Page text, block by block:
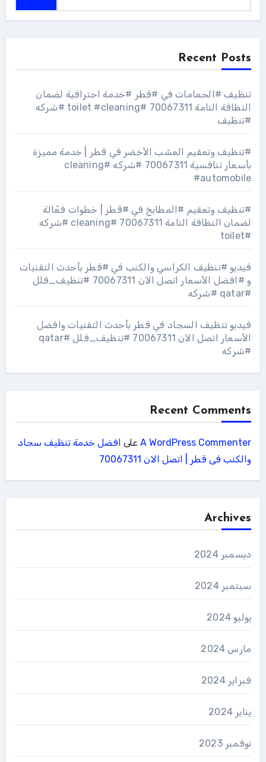
Recent Posts
تنظيف #الحمامات في #قطر #خدمة احترافية لضمان
النظافة التامة 70067311 #toilet #cleaning #شركه
#تنظيف
#تنظيف وتعقيم العشب الأخضر في قطر | خدمة مميزة
بأسعار تنافسية 70067311 #شركه #cleaning
#automobile
#تنظيف وتعقيم #المطابخ في #قطر | خطوات فعّالة
لضمان النظافة التامة 70067311 #cleaning #شركه
#toilet
فيديو #تنظيف الكراسي والكنب في #قطر بأحدث التقنيات
و #افضل الأسعار اتصل الآن 70067311 #تنظيف_فلل
#qatar #شركه
فيديو تنظيف السجاد في قطر بأحدث التقنيات وافضل
الأسعار اتصل الآن 70067311 #تنظيف_فلل #qatar
#شركه
Recent Comments
A WordPress Commenterعلى افضل خدمة تنظيف سجاد
والكنب فى قطر | اتصل الان 70067311
Archives
ديسمبر 2024
سبتمبر 2024
يوليو 2024
مارس 2024
فبراير 2024
يناير 2024
نوفمبر 2023